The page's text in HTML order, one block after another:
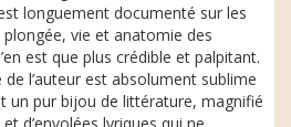
longuement documenté sur les
vie et anatomie des
est que plus crédible et palpitant.
l’auteur est absolument sublime
un pur bijou de littérature, magnifié
d’envolées lyriques qui ne